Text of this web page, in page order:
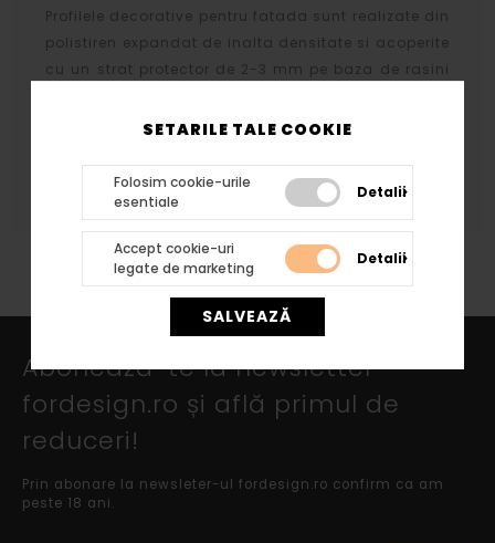
SETARILE TALE COOKIE
Folosim cookie-urile
esentiale
Detalii
Accept cookie-uri
legate de marketing
Detalii
SALVEAZĂ
Profilele decorative pentru fatada sunt realizate din
polistiren expandat de inalta densitate si acoperite
cu un strat protector de 2-3 mm pe baza de rasini
Stratul protector se aplica prin aceeasi tehnologie
capitelelor rezultand acelasi tip de finisaj.
Abonează-te la newsletter
fordesign.ro și află primul de
reduceri!
Prin abonare la newsleter-ul fordesign.ro confirm ca am
peste 18 ani.